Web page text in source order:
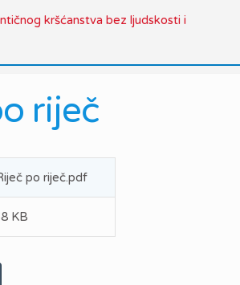
kršćanstva bez ljudskosti i
riječ
po riječ.pdf
KB